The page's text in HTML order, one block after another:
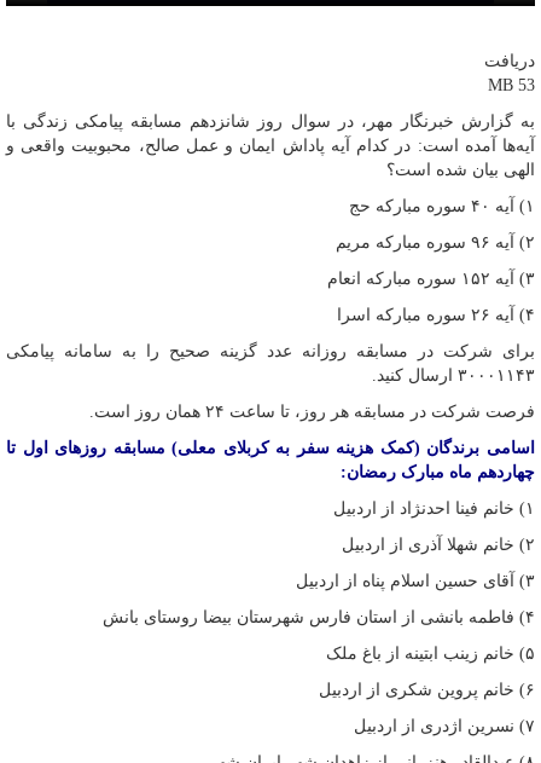
دریافت
53 MB
به گزارش خبرنگار مهر، در سوال روز شانزدهم مسابقه پیامکی زندگی با
آیه‌ها آمده است: در کدام آیه پاداش ایمان و عمل صالح، محبوبیت واقعی و
الهی بیان شده است؟
۱) آیه ۴۰ سوره مبارکه حج
۲) آیه ۹۶ سوره مبارکه مریم
۳) آیه ۱۵۲ سوره مبارکه انعام
۴) آیه ۲۶ سوره مبارکه اسرا
برای شرکت در مسابقه روزانه عدد گزینه صحیح را به سامانه پیامکی
۳۰۰۰۱۱۴۳ ارسال کنید.
فرصت شرکت در مسابقه هر روز، تا ساعت ۲۴ همان روز است.
اسامی برندگان (کمک هزینه سفر به کربلای معلی) مسابقه روزهای اول تا
چهاردهم ماه مبارک رمضان:
۱) خانم فینا
احدنژاد از اردبیل
۲) خانم شهلا آذری از اردبیل
۳) آقای حسین اسلام پناه از اردبیل
۴) فاطمه بانشی از استان فارس شهرستان
بیضا روستای بانش
۵) خانم زینب
ابتینه از باغ ملک
۶) خانم پروین شکری از اردبیل
۷) نسرین اژدری از اردبیل